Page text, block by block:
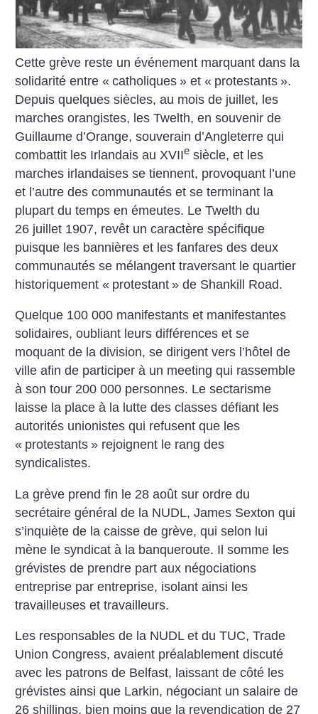
Cette grève reste un événement marquant dans la
solidarité entre « catholiques » et « protestants ».
Depuis quelques siècles, au mois de juillet, les
marches orangistes, les Twelth, en souvenir de
Guillaume d’Orange, souverain d’Angleterre qui
combattit les Irlandais au XVIIe siècle, et les
marches irlandaises se tiennent, provoquant l’une
et l’autre des communautés et se terminant la
plupart du temps en émeutes. Le Twelth du
26 juillet 1907, revêt un caractère spécifique
puisque les bannières et les fanfares des deux
communautés se mélangent traversant le quartier
historiquement « protestant » de Shankill Road.
Quelque 100 000 manifestants et manifestantes
solidaires, oubliant leurs différences et se
moquant de la division, se dirigent vers l’hôtel de
ville afin de participer à un meeting qui rassemble
à son tour 200 000 personnes. Le sectarisme
laisse la place à la lutte des classes défiant les
autorités unionistes qui refusent que les
« protestants » rejoignent le rang des
syndicalistes.
La grève prend fin le 28 août sur ordre du
secrétaire général de la NUDL, James Sexton qui
s’inquiète de la caisse de grève, qui selon lui
mène le syndicat à la banqueroute. Il somme les
grévistes de prendre part aux négociations
entreprise par entreprise, isolant ainsi les
travailleuses et travailleurs.
Les responsables de la NUDL et du TUC, Trade
Union Congress, avaient préalablement discuté
avec les patrons de Belfast, laissant de côté les
grévistes ainsi que Larkin, négociant un salaire de
26 shillings, bien moins que la revendication de 27